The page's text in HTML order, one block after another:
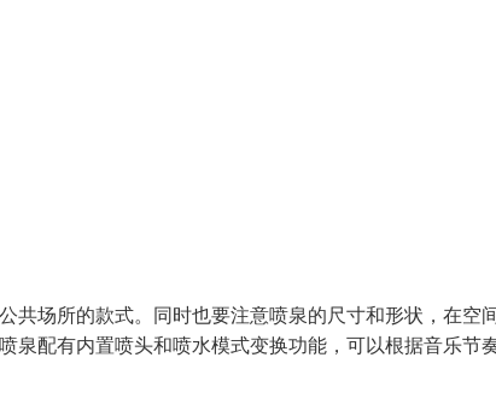
共场所的款式。同时也要注意喷泉的尺寸和形状，在空
泉配有内置喷头和喷水模式变换功能，可以根据音乐节